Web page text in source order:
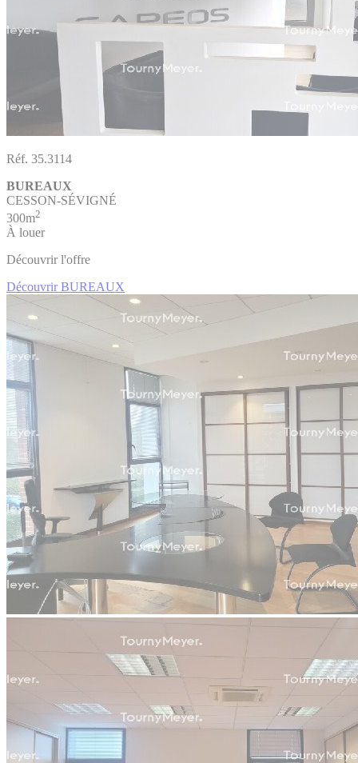
Réf. 35.3114
BUREAUX
CESSON-SÉVIGNÉ
300m2
À louer
Découvrir l'offre
Découvrir BUREAUX